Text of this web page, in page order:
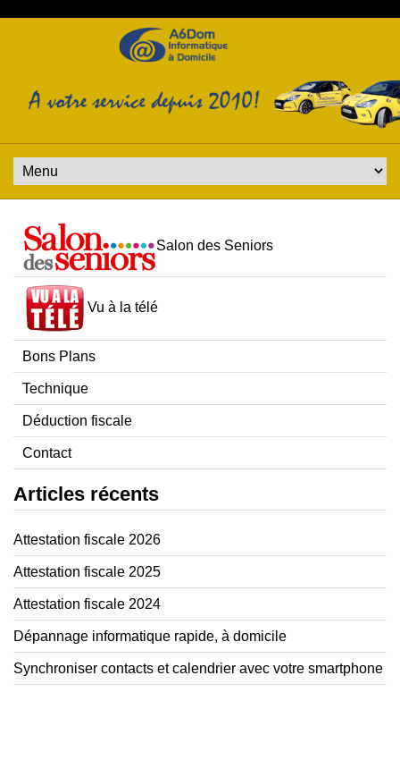
Salon des Seniors
Vu à la télé
Bons Plans
Technique
Déduction fiscale
Contact
Articles récents
Attestation fiscale 2026
Attestation fiscale 2025
Attestation fiscale 2024
Dépannage informatique rapide, à domicile
Synchroniser contacts et calendrier avec votre smartphone